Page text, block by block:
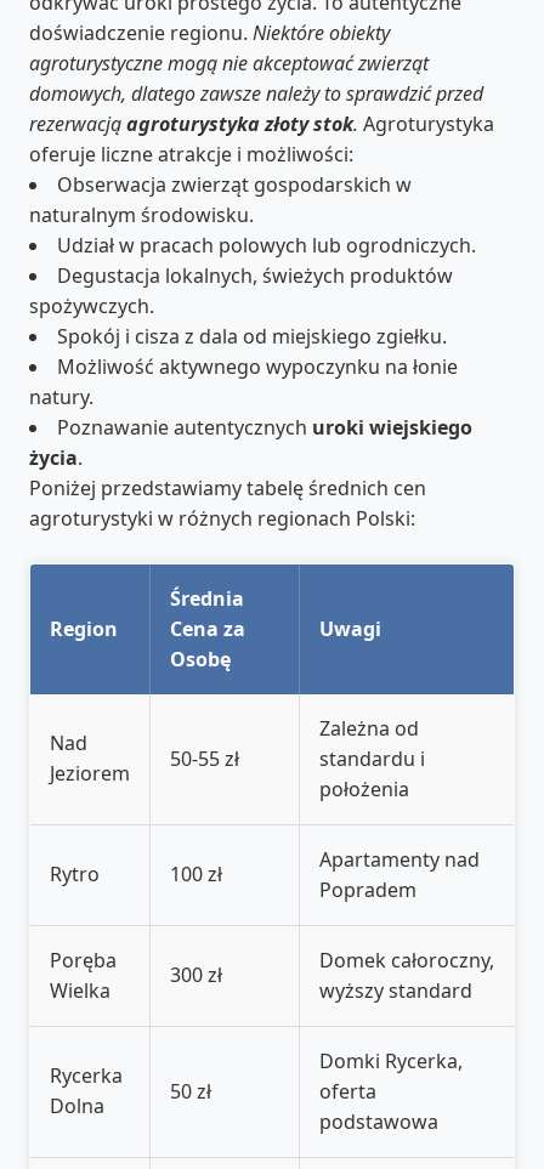
doświadczenie regionu. Niektóre obiekty
agroturystyczne mogą nie akceptować zwierząt
domowych, dlatego zawsze należy to sprawdzić przed
rezerwacjąagroturystyka złoty stok. Agroturystyka
oferuje liczne atrakcje i możliwości:
Obserwacja zwierząt gospodarskich w
naturalnym środowisku.
Udział w pracach polowych lub ogrodniczych.
Degustacja lokalnych, świeżych produktów
spożywczych.
Spokój i cisza z dala od miejskiego zgiełku.
Możliwość aktywnego wypoczynku na łonie
natury.
Poznawanie autentycznych uroki wiejskiego
życia.
Poniżej przedstawiamy tabelę średnich cen
agroturystyki w różnych regionach Polski:
Region
Średnia
Cena za
Osobę
Uwagi
Nad
Jeziorem
50-55 zł
Zależna od
standardu i
położenia
Rytro 100 zł
Apartamenty nad
Popradem
Poręba
Wielka
300 zł
Domek całoroczny,
wyższy standard
Rycerka
Dolna
50 zł
Domki Rycerka,
oferta
podstawowa